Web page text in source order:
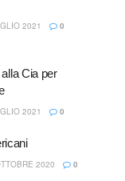
2021 0
Cia per
2021 0
2020 0